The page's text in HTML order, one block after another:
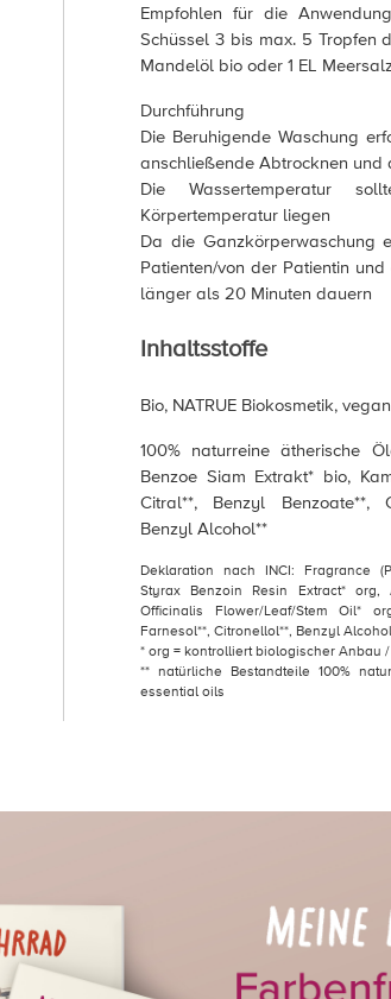
Empfohlen für die
Schüssel 3 bis max. 5 Tropfen
Mandelöl bio oder 1 EL
Durchführung
Die Beruhigende Waschung
anschließende Abtrocknen und
Die Wassertemperatur
Körpertemperatur liegen
Da die Ganzkörperwaschung
Patienten/von der Patientin
länger als 20 Minuten dauern
Inhaltsstoffe
Bio, NATRUE Biokosmetik,
100% naturreine ätherische
Benzoe Siam Extrakt* bio,
Citral**, Benzyl Benzoate**,
Benzyl Alcohol**
Deklaration nach INCI: Fragrance
Styrax Benzoin Resin Extract*
Officinalis Flower/Leaf/Stem Oil*
Farnesol**, Citronellol**, Benzyl
* org = kontrolliert biologischer Anbau
** natürliche Bestandteile 100%
essential oils